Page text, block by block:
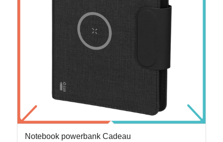
Notebook powerbank Cadeau